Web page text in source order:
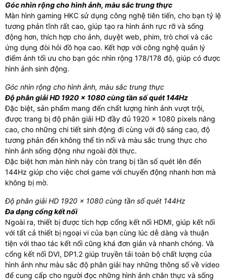
Góc nhìn rộng cho hình ảnh, màu sắc trung thực
Màn hình gaming HKC sử dụng công nghệ tiên tiến, cho bạn tỷ lệ
tương phản tĩnh rất cao, giúp tạo ra hình ảnh rực rỡ và sống
động hơn, thích hợp cho ảnh, duyệt web, phim, trò chơi và các
ứng dụng đòi hỏi đồ họa cao. Kết hợp với công nghệ quản lý
điểm ảnh tối ưu cho bạn góc nhìn rộng 178/178 độ, giúp có được
hình ảnh sinh động.
Góc nhìn rộng cho hình ảnh, màu sắc trung thực
Độ phân giải HD 1920 x 1080 cùng tần số quét 144Hz
Đặc biệt, sản phẩm mang đến chất lượng hình ảnh vượt trội,
được trang bị độ phân giải HD đầy đủ 1920 x 1080 pixels nâng
cao, cho những chi tiết sinh động đi cùng với độ sáng cao, độ
tương phản đến không thể tin nổi và màu sắc trung thực cho
hình ảnh sống động như ngoài đời thực.
Đặc biệt hơn màn hình này còn trang bị tần số quét lên đến
144Hz giúp cho việc chơi game với chuyển động nhanh hơn mà
không bị mờ.
Độ phân giải HD 1920 x 1080 cùng tần số quét 144Hz
Đa dạng cổng kết nối
Ngoài ra, thiết bị được tích hợp cổng kết nối HDMI, giúp kết nối
với tất cả thiết bị ngoại vi của bạn cùng lúc dễ dàng và thuận
tiện với thao tác kết nối cũng khá đơn giản và nhanh chóng. Và
cổng kết nối DVI, DP1.2 giúp truyền tải toàn bộ chất lượng của
hình ảnh như màu sắc độ phân giải hay những thông số về video
để cung cấp cho người đọc những hình ảnh chân thực và sống